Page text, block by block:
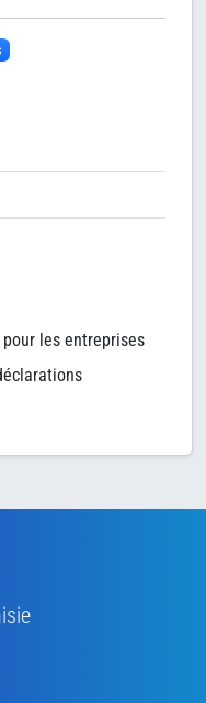
les entreprises